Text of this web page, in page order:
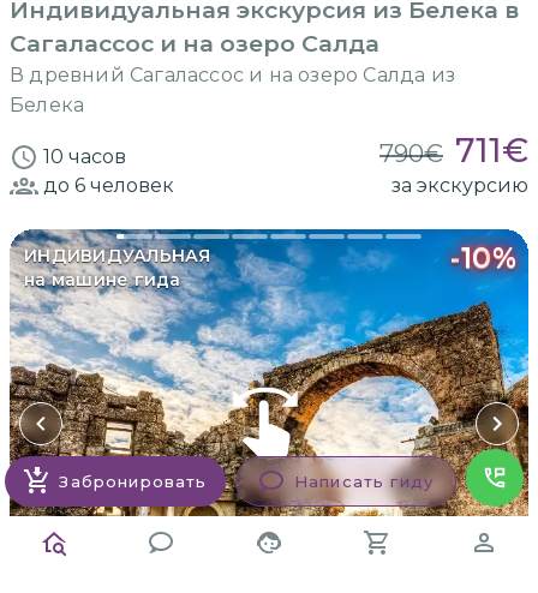
Индивидуальная экскурсия из Белека в
Сагалассос и на озеро Салда
В древний Сагалассос и на озеро Салда из
Белека
10 часов 790€ 711€
до 6 человек за экскурсию
ИНДИВИДУАЛЬНАЯ
на машине гида
-10%
Забронировать Написать гиду